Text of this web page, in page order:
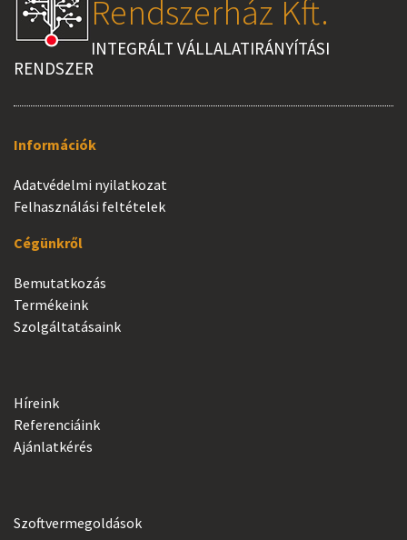
Rendszerház Kft.
INTEGRÁLT VÁLLALATIRÁNYÍTÁSI
RENDSZER
Információk
Adatvédelmi nyilatkozat
Felhasználási feltételek
Cégünkről
Bemutatkozás
Termékeink
Szolgáltatásaink
Híreink
Referenciáink
Ajánlatkérés
Szoftvermegoldások